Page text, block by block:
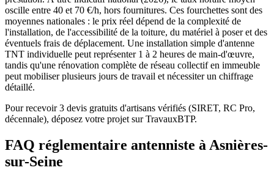
oscille entre 40 et 70 €/h, hors fournitures. Ces fourchettes sont des
moyennes nationales : le prix réel dépend de la complexité de
l'installation, de l'accessibilité de la toiture, du matériel à poser et des
éventuels frais de déplacement. Une installation simple d'antenne
TNT individuelle peut représenter 1 à 2 heures de main-d'œuvre,
tandis qu'une rénovation complète de réseau collectif en immeuble
peut mobiliser plusieurs jours de travail et nécessiter un chiffrage
détaillé.
Pour recevoir 3 devis gratuits d'artisans vérifiés (SIRET, RC Pro,
décennale), déposez votre projet sur TravauxBTP.
FAQ réglementaire antenniste à Asnières-
sur-Seine